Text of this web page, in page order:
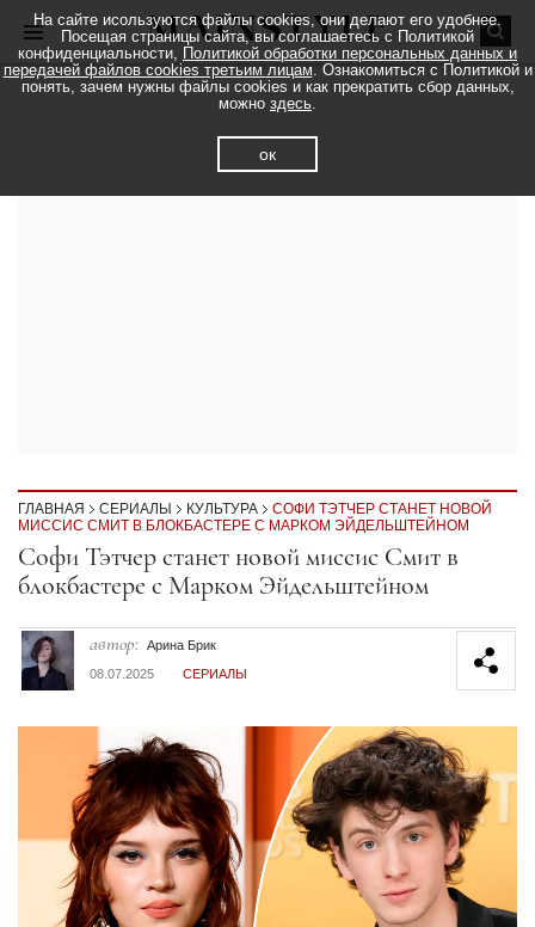
ГЛАВНАЯ СЕРИАЛЫ КУЛЬТУРА
СОФИ ТЭТЧЕР СТАНЕТ НОВОЙ
МИССИС СМИТ В БЛОКБАСТЕРЕ С МАРКОМ ЭЙДЕЛЬШТЕЙНОМ
Секция статей
Софи Тэтчер станет новой миссис Смит в
блокбастере с Марком Эйдельштейном
автор: Арина Брик
08.07.2025
СЕРИАЛЫ
На сайте исользуются файлы cookies, они делают его удобнее.
Посещая страницы сайта, вы соглашаетесь с Политикой
конфиденциальности, Политикой обработки персональных данных и
передачей файлов cookies третьим лицам. Ознакомиться с Политикой и
понять, зачем нужны файлы cookies и как прекратить сбор данных,
можно здесь.
ок